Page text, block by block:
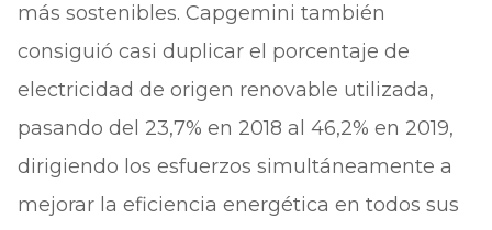
más sostenibles. Capgemini también
consiguió casi duplicar el porcentaje de
electricidad de origen renovable utilizada,
pasando del 23,7% en 2018 al 46,2% en 2019,
dirigiendo los esfuerzos simultáneamente a
mejorar la eficiencia energética en todos sus